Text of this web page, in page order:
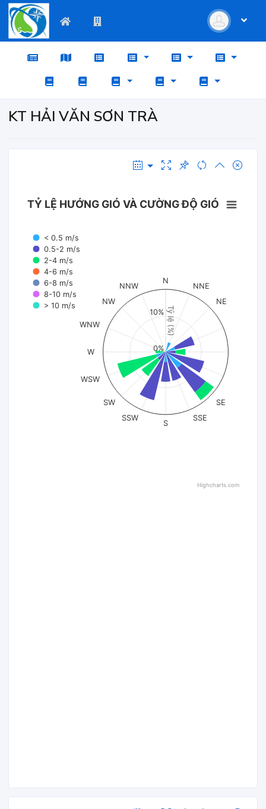
KT HẢI VĂN SƠN TRÀ
Tỷ lệ (%)
TỶ LỆ HƯỚNG GIÓ VÀ CƯỜNG ĐỘ GIÓ
< 0.5 m/s
0.5-2 m/s
2-4 m/s
4-6 m/s
6-8 m/s
8-10 m/s
> 10 m/s
N
NNE
NE
SE
SSE
S
SSW
SW
WSW
W
WNW
NW
NNW
0%
10%
Highcharts.com